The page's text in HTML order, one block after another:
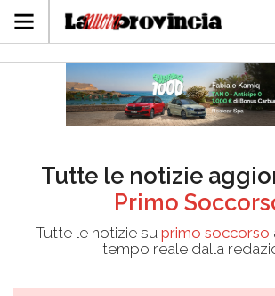
Tutte le notizie
Primo
Tutte le notizie su primo soccorso
tempo reale dalla